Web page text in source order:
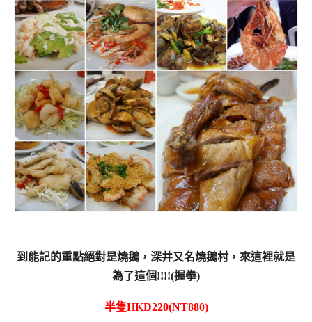
到能記的重點絕對是燒鵝，深井又名燒鵝村，來這裡就是
為了這個!!!!(握拳)
半隻HKD220(NT880)